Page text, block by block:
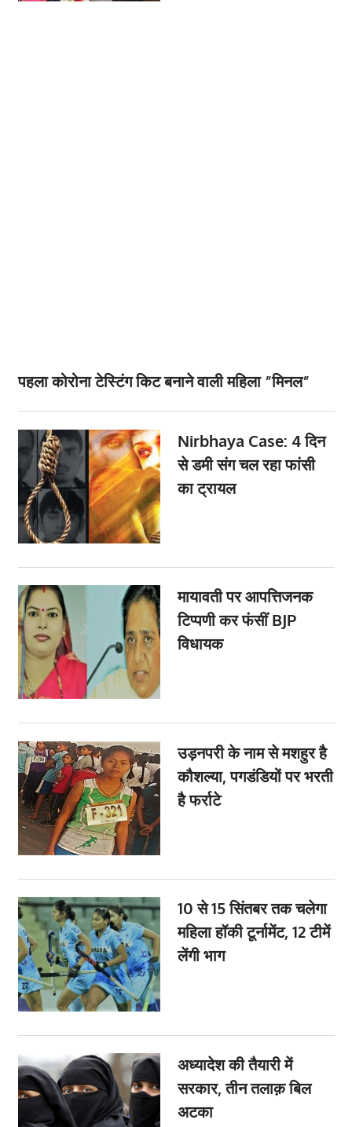
पहला कोरोना टेस्टिंग किट बनाने वाली महिला ”मिनल”
Nirbhaya Case: 4 दिन
से डमी संग चल रहा फांसी
का ट्रायल
मायावती पर आपत्तिजनक
टिप्पणी कर फंसीं BJP
विधायक
उड़नपरी के नाम से मशहुर है
कौशल्‍या, पगडंडियों पर भरती
है फर्राटे
10 से 15 सिंतबर तक चलेगा
महिला हॉकी टूर्नामेंट, 12 टीमें
लेंगी भाग
अध्यादेश की तैयारी में
सरकार, तीन तलाक़ बिल
अटका